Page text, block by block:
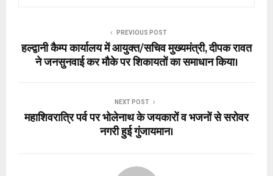
PREVIOUS POST
हल्द्वानी कैम्प कार्यालय में आयुक्त/सचिव मुख्यमंत्री, दीपक रावत
ने जनसुनवाई कर मौके पर शिकायतों का समाधान किया।
NEXT POST
महाशिवरात्रि पर्व पर भोलेनाथ के जयकारों व भजनों से सरोवर
नगरी हुई गुंजायमान।